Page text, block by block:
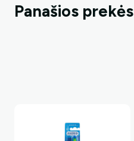
Panašios prekės